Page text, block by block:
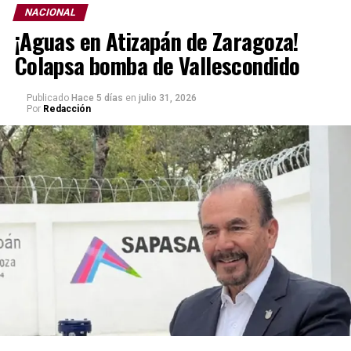
De acuerdo con la información levantada por el
Instituto Nacional de Estadística y Geografía (INEGI), el
porcentaje de personas que consideró inseguro vivir en
el municipio pasó de 80.8 % en marzo de 2026 a 71.0 %
en junio del mismo año, lo que representa una
disminución de 9.8 puntos porcentuales respecto de la
medición anterior.
NACIONAL
¡Aguas en Atizapán de Zaragoza!
Colapsa bomba de Vallescondido
Publicado Hace 5 días en julio 31, 2026
Por Redacción